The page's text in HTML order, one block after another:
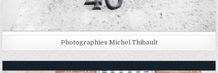
Photographies Michel Thibault